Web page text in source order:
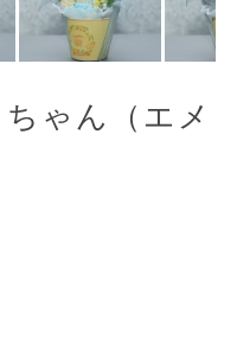
ゃん（エメ